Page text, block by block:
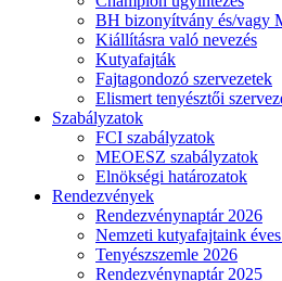
BH bizonyítvány és/vagy
Kiállításra való nevezés
Kutyafajták
Fajtagondozó szervezetek
Elismert tenyésztői
Szabályzatok
FCI szabályzatok
MEOESZ szabályzatok
Elnökségi határozatok
Rendezvények
Rendezvénynaptár 2026
Nemzeti kutyafajtaink
Tenyészszemle 2026
Rendezvénynaptár 2025